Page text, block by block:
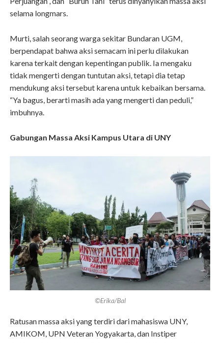
selama longmars.
Murti, salah seorang warga sekitar Bundaran UGM,
berpendapat bahwa aksi semacam ini perlu dilakukan
karena terkait dengan kepentingan publik. Ia mengaku
tidak mengerti dengan tuntutan aksi, tetapi dia tetap
mendukung aksi tersebut karena untuk kebaikan bersama.
“Ya bagus, berarti masih ada yang mengerti dan peduli,”
imbuhnya.
Gabungan Massa Aksi Kampus Utara di UNY
©Erika/Bal
Ratusan massa aksi yang terdiri dari mahasiswa UNY,
AMIKOM, UPN Veteran Yogyakarta, dan Instiper